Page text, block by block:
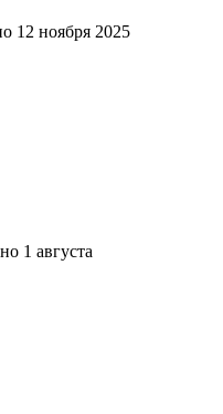
12 ноября 2025
1 августа